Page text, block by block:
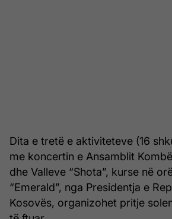
Dita e tretë e aktiviteteve (16
me koncertin e Ansamblit
dhe Valleve “Shota”, kurse në
“Emerald”, nga Presidentja e
Kosovës, organizohet pritje